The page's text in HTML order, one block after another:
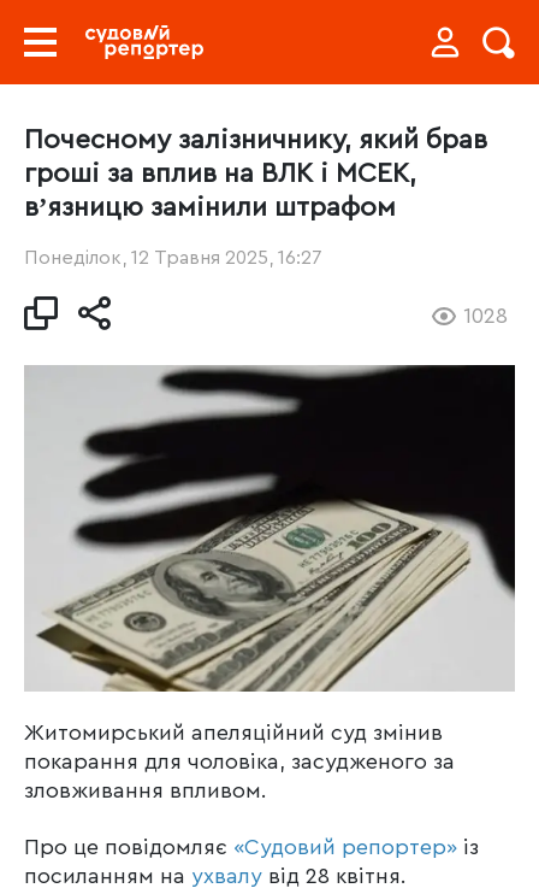
Почесному залізничнику, який брав
гроші за вплив на ВЛК і МСЕК,
вʼязницю замінили штрафом
Понеділок, 12 Травня 2025, 16:27
1028
Житомирський апеляційний суд змінив
покарання для чоловіка, засудженого за
зловживання впливом.
Про це повідомляє «Судовий репортер» із
посиланням на ухвалу від 28 квітня.